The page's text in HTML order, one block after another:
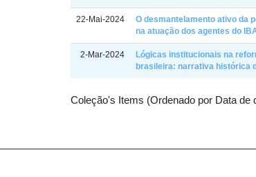
22-Mai-2024
O desmantelamento ativo da
na atuação dos agentes do
2-Mar-2024
Lógicas institucionais na
brasileira: narrativa histórica
Coleção's Items (Ordenado por Data de